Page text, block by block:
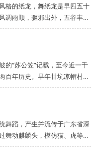
格的纸龙，舞纸龙是早四五十
调雨顺，驱邪出外，五谷丰
技、乐器乐曲及传统习俗。相
后人传承下来的传统文化
的“苏公笠”记载，至今近一千
百年历史。早年甘坑凉帽村始
凉帽手艺后，传给子子孙孙以
往北十公里的山区小山...
舞蹈，产生并流传于广东省深
舞动麒麟头，模仿猫、虎等动
融合武术的一些基本步伐，以
为观众传递麒麟送福，传...